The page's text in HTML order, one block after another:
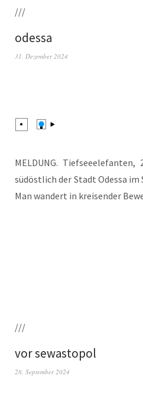
///
odessa
31. Dezember 2024
MELDUNG. Tief­see­ele­fan­ten,
süd­öst­lich der Stadt Odes­sa
Man wan­dert in krei­sen­der
///
vor sewastopol
28. September 2024